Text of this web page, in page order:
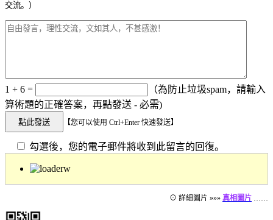
交流。）
1 + 6 =
（為防止垃圾spam，請輸入
算術題的正確答案，再點發送 - 必需)
【您可以使用 Ctrl+Enter 快速發送】
勾選後，您的電子郵件將收到此留言的回復。
⊙ 詳細圖片 »»» 真相圖片 ……